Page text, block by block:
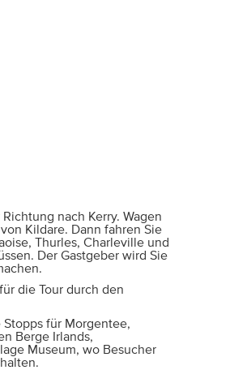
nach Kerry. Wagen
Kildare. Dann fahren Sie
Thurles, Charleville und
Der Gastgeber wird Sie
die Tour durch den
für Morgentee,
Berge Irlands,
Museum, wo Besucher